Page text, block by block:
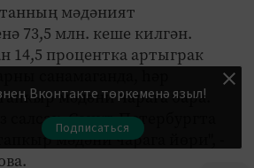
мәдәният
73,5 млн. кеше килгән.
14,5 процентка артыграк
санамаганда, һәр
мәдәни чарага бара.
салсак, Санкт-Петербургта
мәдәни чарага йөри", -
Вконтакте төркеменә языл!
Подписаться